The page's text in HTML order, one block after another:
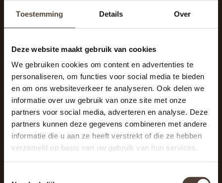
Toestemming Details Over
Deze website maakt gebruik van cookies
We gebruiken cookies om content en advertenties te
personaliseren, om functies voor social media te bieden
en om ons websiteverkeer te analyseren. Ook delen we
informatie over uw gebruik van onze site met onze
partners voor social media, adverteren en analyse. Deze
partners kunnen deze gegevens combineren met andere
informatie die u aan ze heeft verstrekt of die ze hebben
verzameld op basis van uw gebruik van hun services.
De Woonhoek - Landelijk leven